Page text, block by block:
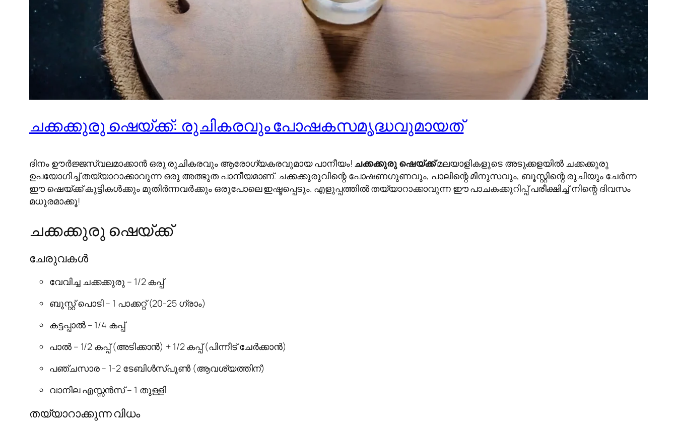
ചക്കക്കുരു ഷെയ്ക്ക്: രുചികരവും പോഷകസമൃദ്ധവുമായത്‌
ദിനം ഊർജ്ജസ്വലമാക്കാൻ ഒരു രുചികരവും ആരോഗ്യകരവുമായ പാനീയം! ചക്കക്കുരു ഷെയ്ക്ക്മലയാളികളുടെ അടുക്കളയിൽ ചക്കക്കുരു
ഉപയോഗിച്ച് തയ്യാറാക്കാവുന്ന ഒരു അത്ഭുത പാനീയമാണ്. ചക്കക്കുരുവിന്റെ പോഷണഗുണവും, പാലിന്റെ മിനുസവും, ബൂസ്റ്റിന്റെ രുചിയും ചേർന്ന
ഈ ഷെയ്ക്ക് കുട്ടികൾക്കും മുതിർന്നവർക്കും ഒരുപോലെ ഇഷ്ടപ്പെടും. എളുപ്പത്തിൽ തയ്യാറാക്കാവുന്ന ഈ പാചകക്കുറിപ്പ് പരീക്ഷിച്ച് നിന്റെ ദിവസം
മധുരമാക്കൂ!
ചക്കക്കുരു ഷെയ്ക്ക്
ചേരുവകൾ
വേവിച്ച ചക്കക്കുരു – 1/2 കപ്പ്
ബൂസ്റ്റ് പൊടി – 1 പാക്കറ്റ് (20-25 ഗ്രാം)
കട്ടപ്പാൽ – 1/4 കപ്പ്
പാൽ – 1/2 കപ്പ് (അടിക്കാൻ) + 1/2 കപ്പ് (പിന്നീട് ചേർക്കാൻ)
പഞ്ചസാര – 1-2 ടേബിൾസ്പൂൺ (ആവശ്യത്തിന്)
വാനില എസ്സൻസ് – 1 തുള്ളി
തയ്യാറാക്കുന്ന വിധം